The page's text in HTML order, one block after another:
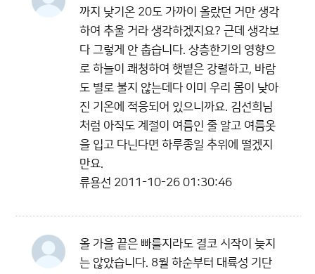
까지 낮기온 20도 가까이 올랐던 거만 생각
하여 추울 거라 생각하겠지요? 근데 생각보
다 그렇게 안 춥습니다. 상층한기의 영향으
로 하늘이 쾌청하여 햇볕은 강렬하고, 바람
도 별로 불지 않는데다 이미 우리 몸이 낮아
진 기온에 적응되어 있으니까요. 김선희님
처럼 아직도 계절이 여름인 줄 알고 여름옷
을 입고 다닌다면 하루종일 추위에 떨겠지
만요.
류용선 2011-10-26 01:30:46
올 가을 끝은 빠를지라도 결코 시작이 늦지
는 않았습니다. 8월 하순부터 대륙성 기단